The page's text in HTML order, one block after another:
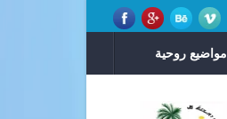
مواضيع روحية